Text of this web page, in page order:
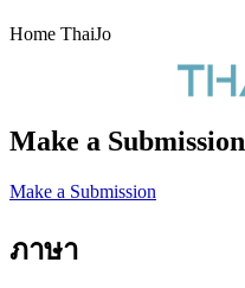
Home ThaiJo
Make a Submission
Make a Submission
ภาษา